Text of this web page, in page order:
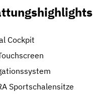
Cockpit
Sportschalensitze